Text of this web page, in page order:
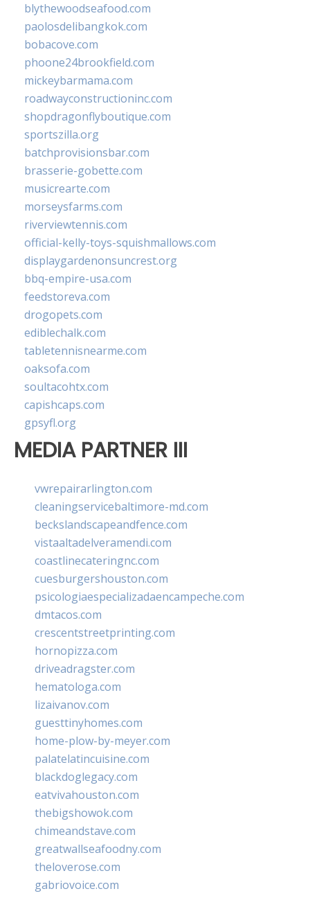
blythewoodseafood.com
paolosdelibangkok.com
bobacove.com
phoone24brookfield.com
mickeybarmama.com
roadwayconstructioninc.com
shopdragonflyboutique.com
sportszilla.org
batchprovisionsbar.com
brasserie-gobette.com
musicrearte.com
morseysfarms.com
riverviewtennis.com
official-kelly-toys-squishmallows.com
displaygardenonsuncrest.org
bbq-empire-usa.com
feedstoreva.com
drogopets.com
ediblechalk.com
tabletennisnearme.com
oaksofa.com
soultacohtx.com
capishcaps.com
gpsyfl.org
MEDIA PARTNER III
vwrepairarlington.com
cleaningservicebaltimore-md.com
beckslandscapeandfence.com
vistaaltadelveramendi.com
coastlinecateringnc.com
cuesburgershouston.com
psicologiaespecializadaencampeche.com
dmtacos.com
crescentstreetprinting.com
hornopizza.com
driveadragster.com
hematologa.com
lizaivanov.com
guesttinyhomes.com
home-plow-by-meyer.com
palatelatincuisine.com
blackdoglegacy.com
eatvivahouston.com
thebigshowok.com
chimeandstave.com
greatwallseafoodny.com
theloverose.com
gabriovoice.com